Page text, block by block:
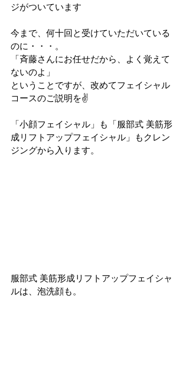
ジがついています
今まで、何十回と受けていただいている
のに・・・。
「斉藤さんにお任せだから、よく覚えて
ないのよ」
ということですが、改めてフェイシャル
コースのご説明を✌
「小顔フェイシャル」も「服部式 美筋形
成リフトアップフェイシャル」もクレン
ジングから入ります。
服部式 美筋形成リフトアップフェイシャ
ルは、泡洗顔も。